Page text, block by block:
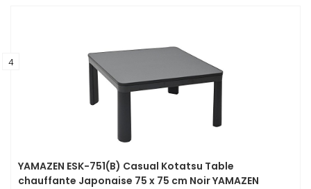
4
YAMAZEN ESK-751(B) Casual Kotatsu Table
chauffante Japonaise 75 x 75 cm Noir YAMAZEN